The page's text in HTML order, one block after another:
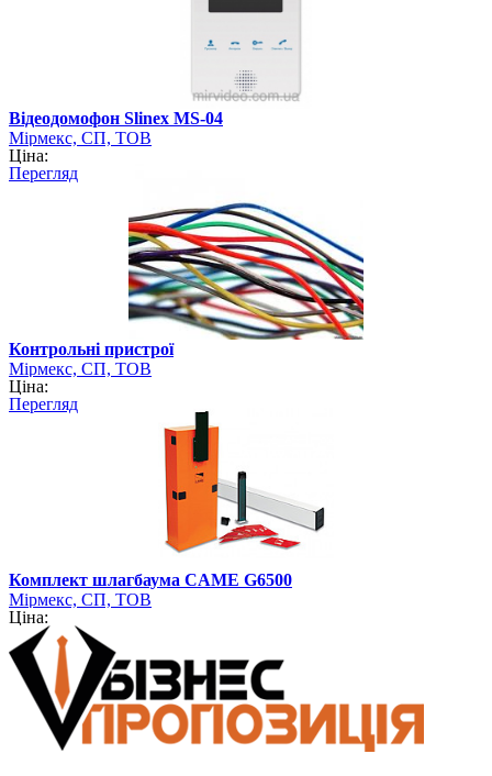
Відеодомофон Slinex MS-04
Мірмекс, СП, ТОВ
Ціна:
Перегляд
Контрольні пристрої
Мірмекс, СП, ТОВ
Ціна:
Перегляд
Комплект шлагбаума CAME G6500
Мірмекс, СП, ТОВ
Ціна: